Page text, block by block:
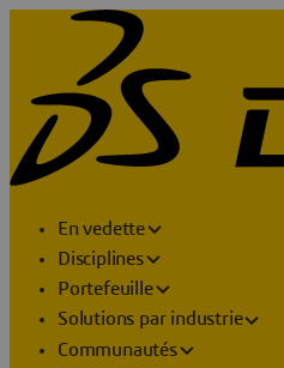
En vedette
Disciplines
Portefeuille
Solutions par industrie
Communautés